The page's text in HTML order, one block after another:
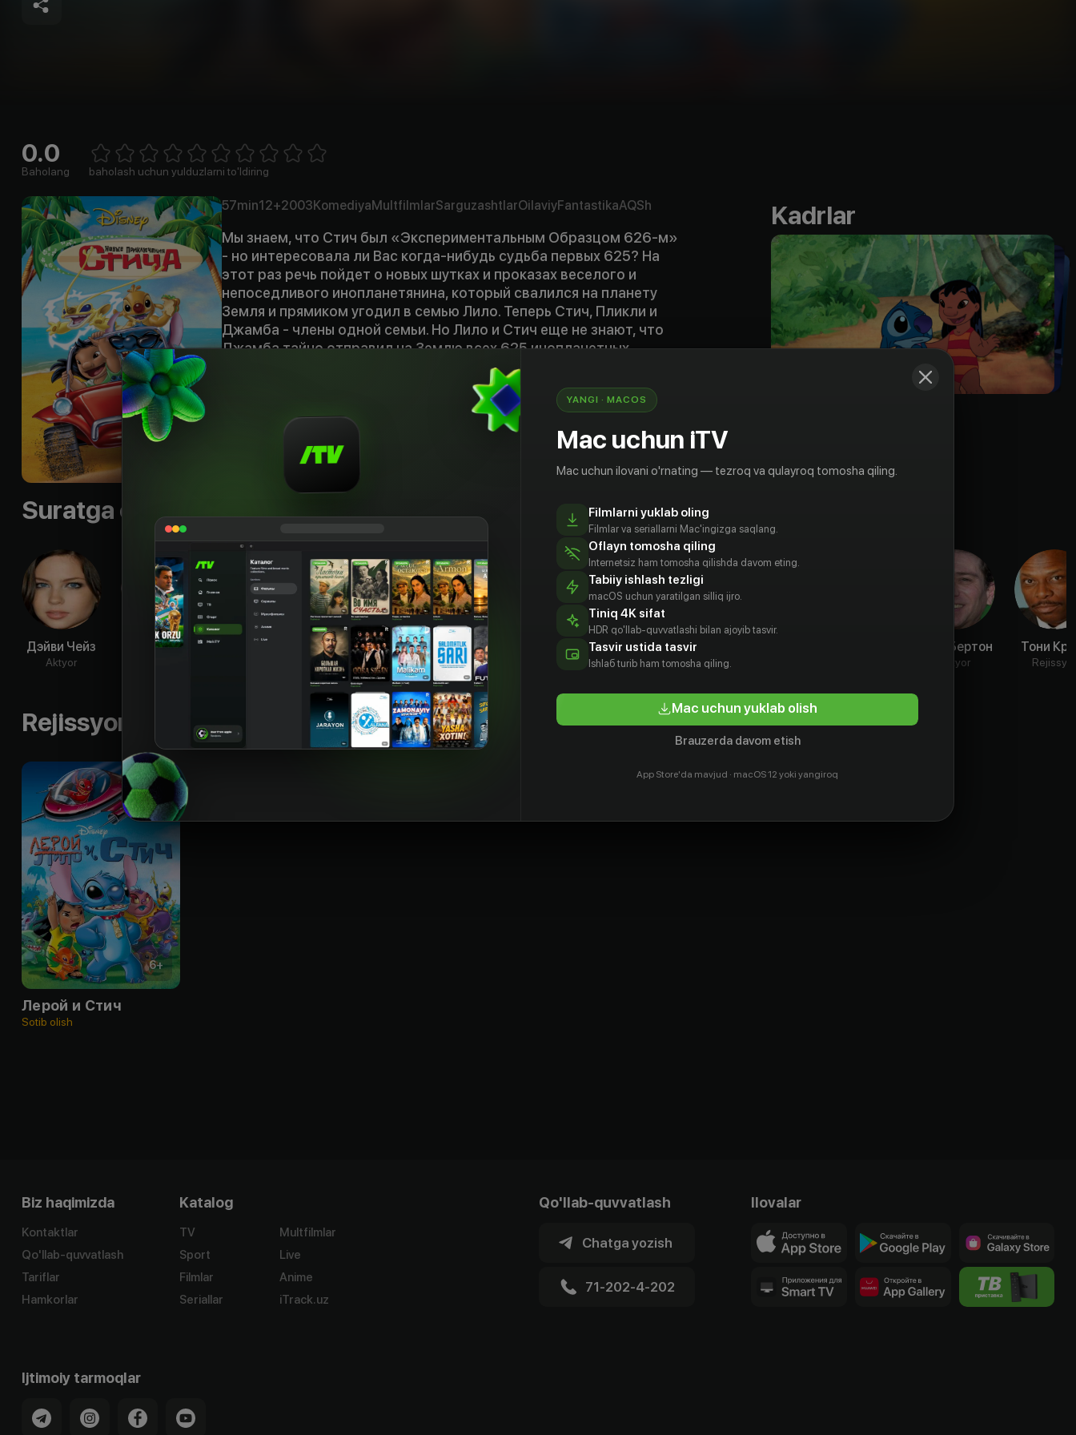
0.0
Baholang 1 Star2 Stars3 Stars4 Stars5 Stars6 Stars7 Stars8 Stars
baholash uchun yulduzlarni to'ldiring
57min12+2003KomediyaMultfilmlarSarguzashtlarOilaviyFantastikaAQSh
Мы знаем, что Стич был «Экспериментальным Образцом 626-м»
- но интересовала ли Вас когда-нибудь судьба первых 625? На
этот раз речь пойдет о новых шутках и проказах веселого и
непоседливого инопланетянина, который свалился на планету
Земля и прямиком угодил в семью Лило. Теперь Стич, Пликли и
Джамба - члены одной семьи. Но Лило и Стич еще не знают, что
Джамба тайно отправил на Землю всех 625 инопланетных
предшественников... и злобный Капитан Ганту намеревается
отправить их всех обратно. Все зависит от Лило и Стича, смогут
ли они спасти свою инопланетную родню?
Stitch was Experiment 626...meet the other 625!
HD
Kadrlar
Suratga olish guruhi
Дэйви Чейз
Aktyor
Крис
Дэвид Огден
Стайерз
Aktyor
Кевин
Макдональд
Aktyor
Винг Реймз
Aktyor
Ди Брэдли
Бейкер
Ричардсон
Кори Бертон
Aktyor
Тони
Rejissyor
Rejissyorning boshqa ishlari
6+
Лерой и Стич
Sotib olish
Biz haqimizda
Kontaktlar
Qo'llab-quvvatlash
Tariflar
Hamkorlar
Katalog
TV
Sport
Filmlar
Seriallar
Multfilmlar
Live
Anime
iTrack.uz
Qo'llab-quvvatlash
Chatga yozish
71-202-4-202
Ilovalar
Ijtimoiy tarmoqlar
YANGI · MACOS
Mac uchun iTV
Mac uchun ilovani o'rnating — tezroq va qulayroq tomosha qiling.
Filmlarni yuklab oling
Filmlar va seriallarni Mac'ingizga saqlang.
Oflayn tomosha qiling
Internetsiz ham tomosha qilishda davom eting.
Tabiiy ishlash tezligi
macOS uchun yaratilgan silliq ijro.
Tiniq 4K sifat
HDR qo'llab-quvvatlashi bilan ajoyib tasvir.
Tasvir ustida tasvir
Ishlаб turib ham tomosha qiling.
Mac uchun yuklab olish
Brauzerda davom etish
App Store'da mavjud · macOS 12 yoki yangiroq